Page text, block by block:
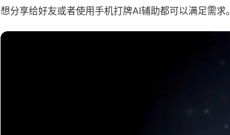
想分享给好友或者使用手机打牌AI辅助都可以满足需求。